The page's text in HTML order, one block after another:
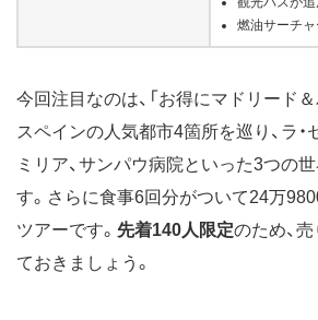
燃油サーチャ
今回注目なのは、「お得にマドリード＆
スペインの人気都市4箇所を巡り、ラ・
ミリア、サンパウ病院といった3つの
す。さらに食事6回分がついて24万
ツアーです。 先着140人限定のため、
ておきましょう。